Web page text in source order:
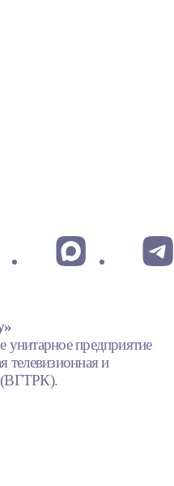
унитарное предприятие
телевизионная и
(ВГТРК).